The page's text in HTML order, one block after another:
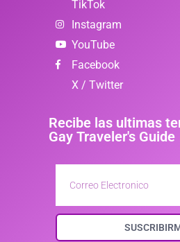
TikTok
Instagram
YouTube
Facebook
X / Twitter
Recibe las ultimas
Gay Traveler's Guide